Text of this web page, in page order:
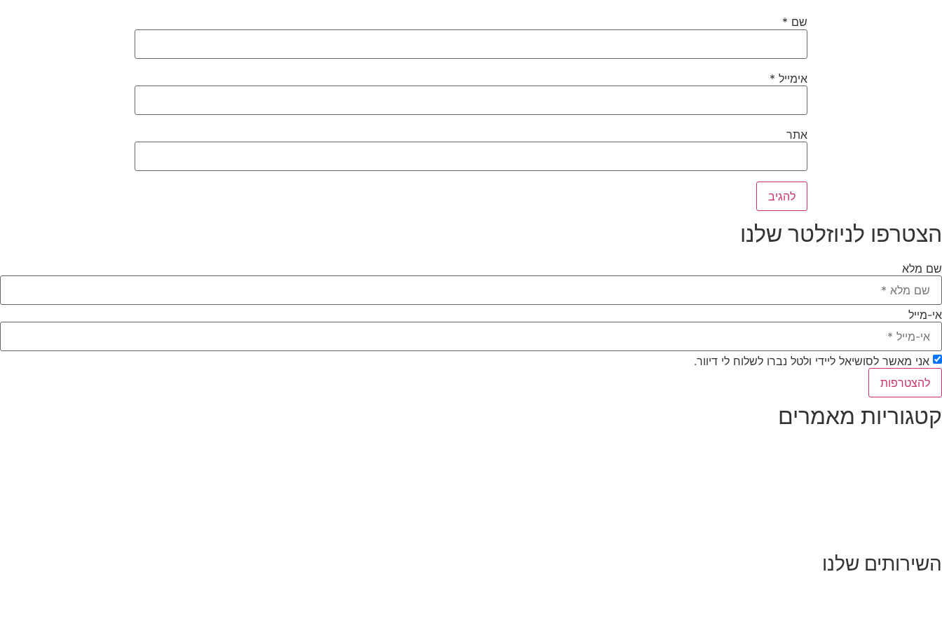
שם *
אימייל *
אתר
הצטרפו לניוזלטר שלנו
שם מלא
אי-מייל
אני מאשר לסושיאל ליידי ולטל נברו לשלוח לי דיוור.
להצטרפות
קטגוריות מאמרים
השירותים שלנו